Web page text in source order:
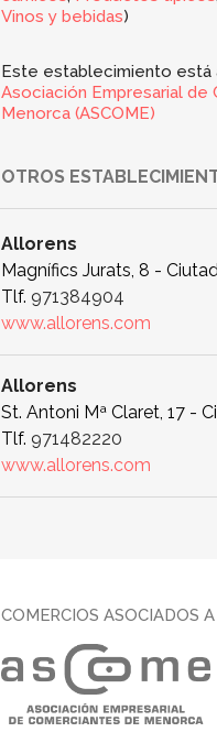
Vinos y bebidas)
Este establecimiento está
Asociación Empresarial de
Menorca (ASCOME)
OTROS
Allorens
Magnífics Jurats, 8 -
Tlf. 971384904
www.allorens.com
Allorens
St. Antoni Mª Claret, 17 -
Tlf. 971482220
www.allorens.com
COMERCIOS ASOCIADOS A